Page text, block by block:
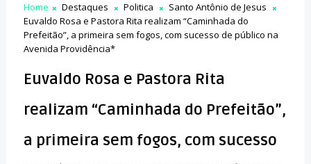
Home Destaques Politica
Santo Antônio de Jesus
Euvaldo Rosa e Pastora Rita realizam “Caminhada do
Prefeitão”, a primeira sem fogos, com sucesso de público na
Avenida Providência*
Euvaldo Rosa e Pastora Rita
realizam “Caminhada do Prefeitão”,
a primeira sem fogos, com sucesso